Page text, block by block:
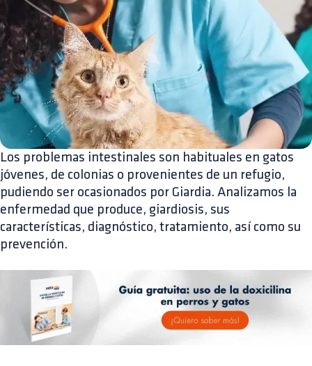
Los problemas intestinales son habituales en gatos
jóvenes, de colonias o provenientes de un refugio,
pudiendo ser ocasionados por Giardia. Analizamos la
enfermedad que produce, giardiosis, sus
características, diagnóstico, tratamiento, así como su
prevención.